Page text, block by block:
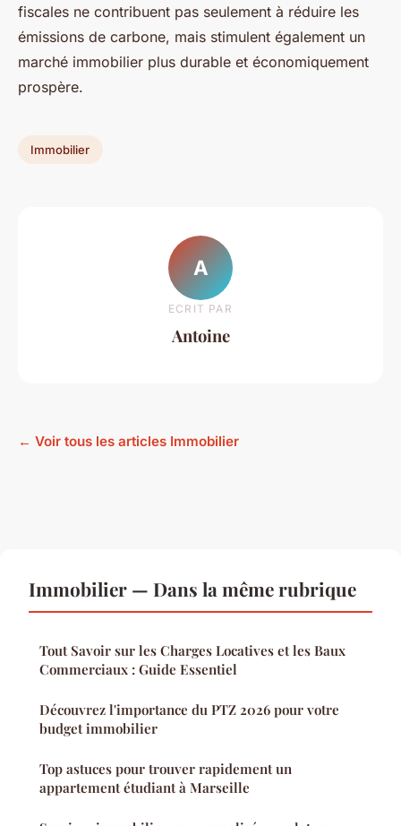
fiscales ne contribuent pas seulement à réduire les
émissions de carbone, mais stimulent également un
marché immobilier plus durable et économiquement
prospère.
Immobilier
A
ECRIT PAR
Antoine
← Voir tous les articles Immobilier
Immobilier — Dans la même rubrique
Tout Savoir sur les Charges Locatives et les Baux
Commerciaux : Guide Essentiel
Découvrez l'importance du PTZ 2026 pour votre
budget immobilier
Top astuces pour trouver rapidement un
appartement étudiant à Marseille